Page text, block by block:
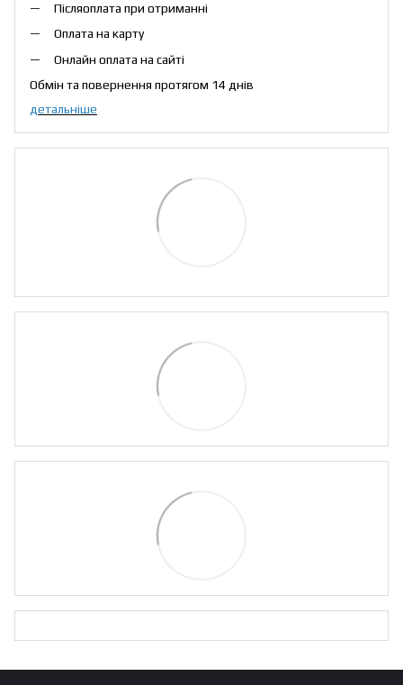
Післяоплата при отриманні
Оплата на карту
Онлайн оплата на сайті
Обмін та повернення протягом 14 днів
детальніше